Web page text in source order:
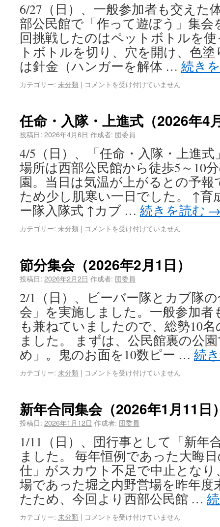
6/27（日）、一般参加者も交えた
部公民館で「作って遊ぼう」集会
回挑戦したのはペットボトルを
トボトルを切り、穴を開け、色
は針金（ハンガーを解体 … 続き
カテゴリー: 未分類 | コメントを受け付けていません
任命・入隊・上進式（2026年4
投稿日: 2026年4月6日 作成者: 団委員
4/5（日）、「任命・入隊・上進
場所は西部公民館から徒歩5～10
園。当日は気温が上がるとの予
ため少し肌寒い一日でした。 ↑育
ー隊入隊式 ↑カブ … 続きを読む
カテゴリー: 未分類 | コメントを受け付けていません
節分集会（2026年2月1日）
投稿日: 2026年2月2日 作成者: 団委員
2/1（日）、ビーバー隊とカブ隊
会」を実施しました。一般参加者
も兼ねていましたので、総勢10
ました。 まずは、公民館裏の公
め」。鬼のお面を10数ピー … 続
カテゴリー: 未分類 | コメントを受け付けていません
新年合同集会（2026年1月11日
投稿日: 2026年1月12日 作成者: 団委員
1/11（日）、団行事として「新年
ました。 毎年恒例であった大晦
仕」がスカウト不足で中止とな
場であった堀之内野営場を昨年
たため、今回より西部公民館 …
カテゴリー: 未分類 | コメントを受け付けていません